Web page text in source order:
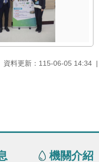
資料更新：115-06-05 14:34
機關介紹